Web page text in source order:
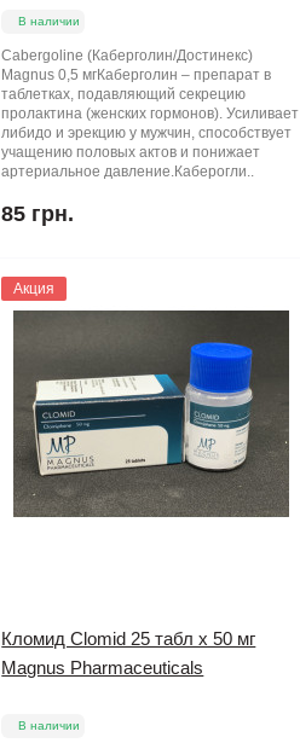
В наличии
Cabergoline (Каберголин/Достинекс)
Magnus 0,5 мгКаберголин – препарат в
таблетках, подавляющий секрецию
пролактина (женских гормонов). Усиливает
либидо и эрекцию у мужчин, способствует
учащению половых актов и понижает
артериальное давление.Каберогли..
85 грн.
Акция
Кломид Clomid 25 табл x 50 мг
Magnus Pharmaceuticals
В наличии